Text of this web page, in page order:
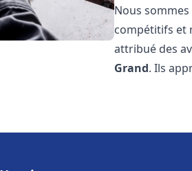
Nous
compétitifs et
attribué des
Grand. Ils